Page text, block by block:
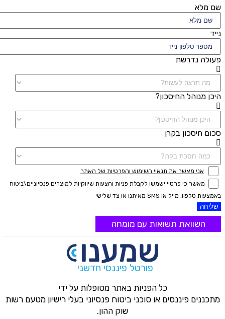
שם מלא
נייד
פעולה נדרשת
היכן מנוהל החיסכון?
סכום חיסכון בקרן
אני מאשר את תנאיי השימוש והפרטיות של האתר
מאשר כי פרטיי ישמשו לקבלת פניות והצעות שיווקיות למוצרים פנסיוניים\ביטוח
באמצעות טלפון, מייל או SMS מאיתנו או צד שלישי
שליחה
השוואת תשואות עם מומחה
פורטל פיננסי חדשני
כל הפניות באתר מטופלות על ידי
מתכננים פיננסים או סוכני ביטוח פנסיוני בעלי רישיון מטעם רשות
שוק ההון.